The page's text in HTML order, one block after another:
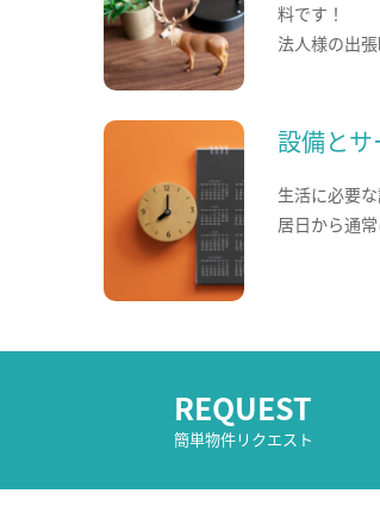
料です！
法人様の出
設備とサ
生活に必要
居日から通常
REQUEST
簡単物件リクエスト